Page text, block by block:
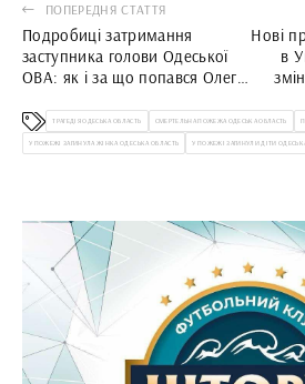
ПОПЕРЕДНЯ СТАТТЯ
Подробиці затримання
заступника голови Одеської
ОВА: як і за що попався Олег
Нові
в
ТРАГЕДІЯ ОДЕСЬКА ОБЛАСТЬ СМЕРТЕЛЬНА ПОЖЕЖА ОДЕСЬКА ОБЛАСТЬ
У ПОЖЕЖІ ЗАГИНУЛА ЖІНКА ОДЕСЬКА ОБЛАСТЬ У ПОЖЕЖІ ЗАГИНУЛИ ДІТИ